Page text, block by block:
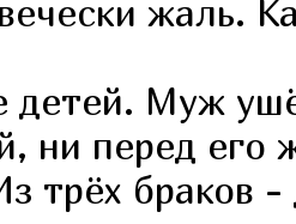
жаль.
детей. Муж
ни перед его
трёх браков -